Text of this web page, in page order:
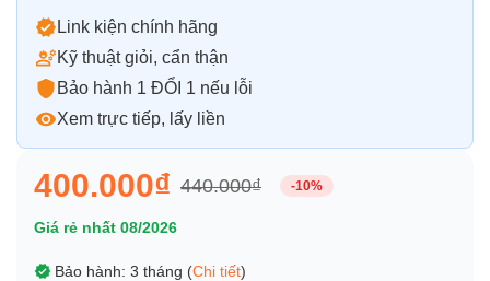
Link kiện chính hãng
Kỹ thuật giỏi, cẩn thận
Bảo hành 1 ĐỔI 1 nếu lỗi
Xem trực tiếp, lấy liền
400.000₫ 440.000₫ -10%
Giá rẻ nhất 08/2026
Bảo hành: 3 tháng (Chi tiết)